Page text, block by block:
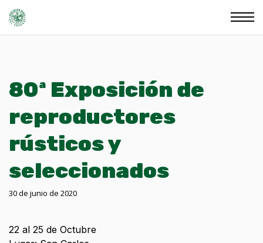
80ª Exposición de
reproductores
rústicos y
seleccionados
30 de junio de 2020
22 al 25 de Octubre